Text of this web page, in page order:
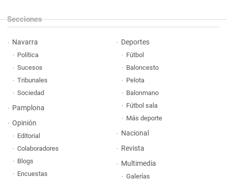
Secciones
Navarra
Política
Sucesos
Tribunales
Sociedad
Pamplona
Opinión
Editorial
Colaboradores
Blogs
Encuestas
Deportes
Fútbol
Baloncesto
Pelota
Balonmano
Fútbol sala
Más deporte
Nacional
Revista
Multimedia
Galerías